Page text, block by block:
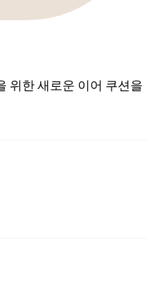
위한 새로운 이어 쿠션을